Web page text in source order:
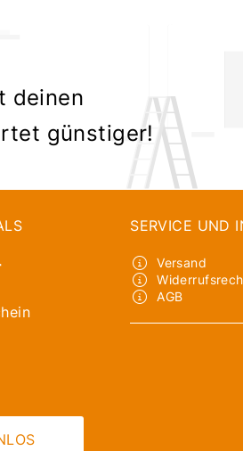
deinen
günstiger!
SERVICE UND
Versand
AGB